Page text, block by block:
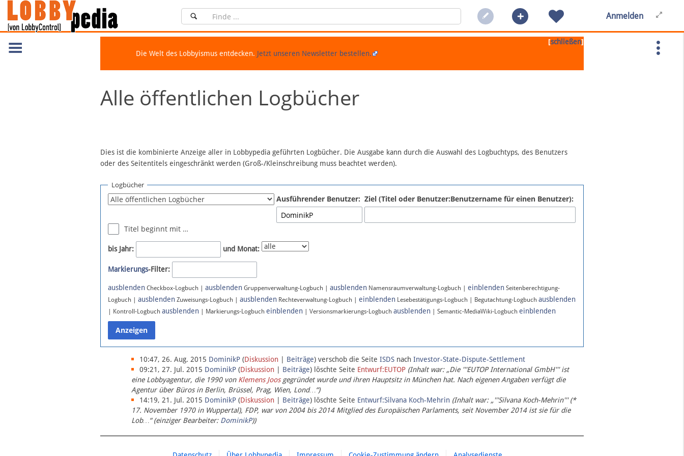
Anmelden
[schließen]
Die Welt des Lobbyismus entdecken. Jetzt unseren Newsletter bestellen.
Alle öffentlichen Logbücher
Dies ist die kombinierte Anzeige aller in Lobbypedia geführten Logbücher. Die Ausgabe kann durch die Auswahl des Logbuchtyps, des Benutzers
oder des Seitentitels eingeschränkt werden (Groß-/Kleinschreibung muss beachtet werden).
Logbücher
Ausführender Benutzer: Ziel (Titel oder Benutzer:Benutzername für einen Benutzer):
Titel beginnt mit …
bis Jahr: und Monat:
Markierungs-Filter:
ausblenden Checkbox-Logbuch | ausblenden Gruppenverwaltung-Logbuch | ausblenden Namensraumverwaltung-Logbuch | einblenden Seitenberechtigung-
Logbuch | ausblenden Zuweisungs-Logbuch | ausblenden Rechteverwaltung-Logbuch | einblenden Lesebestätigungs-Logbuch | Begutachtung-Logbuch ausblenden
| Kontroll-Logbuch ausblenden | Markierungs-Logbuch einblenden | Versionsmarkierungs-Logbuch ausblenden | Semantic-MediaWiki-Logbuch einblenden
10:47, 26. Aug. 2015 DominikP (Diskussion | Beiträge) verschob die Seite ISDS nach Investor-State-Dispute-Settlement
09:21, 27. Jul. 2015 DominikP (Diskussion | Beiträge) löschte Seite Entwurf:EUTOP (Inhalt war: „Die '''EUTOP International GmbH''' ist
eine Lobbyagentur, die 1990 von Klemens Joosgegründet wurde und ihren Hauptsitz in München hat. Nach eigenen Angaben verfügt die
Agentur über Büros in Berlin, Brüssel, Prag, Wien, Lond…“)
14:19, 21. Jul. 2015 DominikP (Diskussion | Beiträge) löschte Seite Entwurf:Silvana Koch-Mehrin (Inhalt war: „'''Silvana Koch-Mehrin''' (*
17. November 1970 in Wuppertal), FDP, war von 2004 bis 2014 Mitglied des Europäischen Parlaments, seit November 2014 ist sie für die
Lob…“ (einziger Bearbeiter: DominikP))